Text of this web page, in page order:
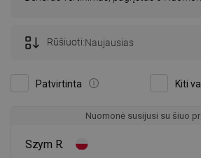
Patvirtinta Kiti
Rūšiuoti:Naujausias
Nuomonė susijusi su šiuo
Szym R.